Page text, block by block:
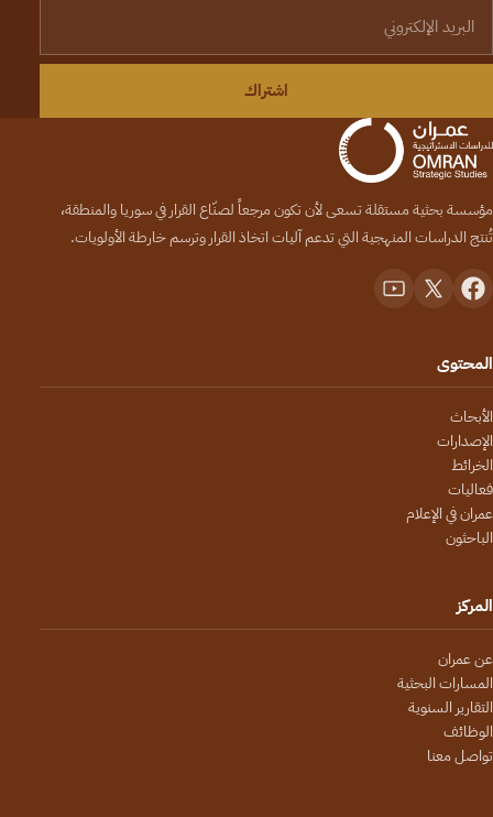
اشتراك
مؤسسة بحثية مستقلة تسعى لأن تكون مرجعاً لصنّاع القرار في سوريا والمنطقة،
تُنتج الدراسات المنهجية التي تدعم آليات اتخاذ القرار وترسم خارطة الأولويات.
المحتوى
الأبحاث
الإصدارات
الخرائط
فعاليات
عمران في الإعلام
الباحثون
المركز
عن عمران
المسارات البحثية
التقارير السنوية
الوظائف
تواصل معنا